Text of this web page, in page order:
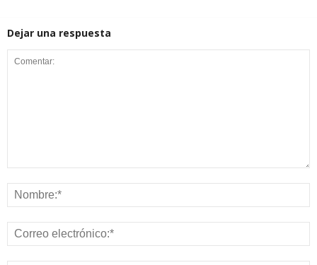
Dejar una respuesta